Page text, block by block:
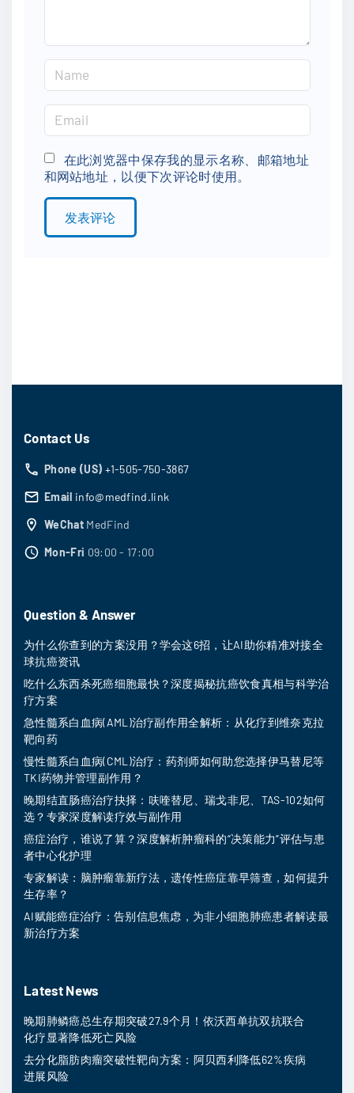
a
e
*
m
a
i
l
在此浏览器中保存我的显示名称、邮箱地址
和网站地址，以便下次评论时使用。
Contact Us
Phone (US) +1-505-750-3867
Email info@medfind.link
WeChat MedFind
Mon-Fri 09:00 - 17:00
Question & Answer
为什么你查到的方案没用？学会这6招，让AI助你精准对接全
球抗癌资讯
吃什么东西杀死癌细胞最快？深度揭秘抗癌饮食真相与科学治
疗方案
急性髓系白血病(AML)治疗副作用全解析：从化疗到维奈克拉
靶向药
慢性髓系白血病(CML)治疗：药剂师如何助您选择伊马替尼等
TKI药物并管理副作用？
晚期结直肠癌治疗抉择：呋喹替尼、瑞戈非尼、TAS-102如何
选？专家深度解读疗效与副作用
癌症治疗，谁说了算？深度解析肿瘤科的“决策能力”评估与患
者中心化护理
专家解读：脑肿瘤靠新疗法，遗传性癌症靠早筛查，如何提升
生存率？
AI赋能癌症治疗：告别信息焦虑，为非小细胞肺癌患者解读最
新治疗方案
Latest News
晚期肺鳞癌总生存期突破27.9个月！依沃西单抗双抗联合
化疗显著降低死亡风险
去分化脂肪肉瘤突破性靶向方案：阿贝西利降低62%疾病
进展风险